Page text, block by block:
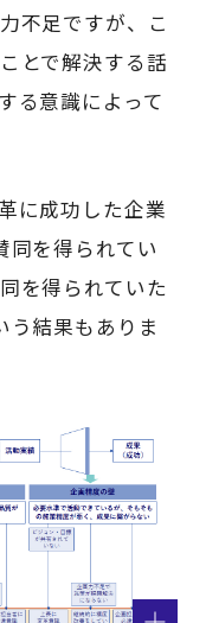
不足ですが、こ
とで解決する話
る意識によって
に成功した企業
同を得られてい
を得られていた
う結果もありま